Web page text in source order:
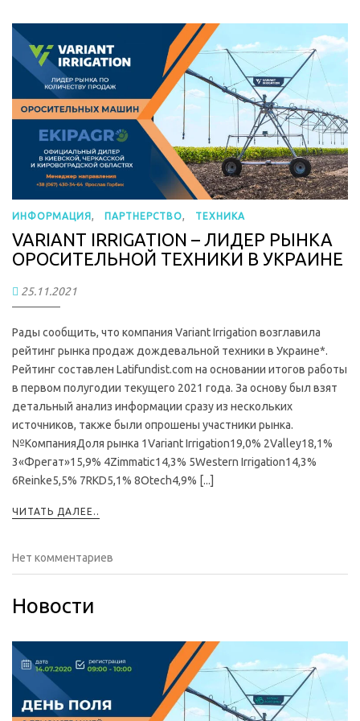
ИНФОРМАЦИЯ , ПАРТНЕРСТВО, ТЕХНИКА
VARIANT IRRIGATION – ЛИДЕР РЫНКА
ОРОСИТЕЛЬНОЙ ТЕХНИКИ В УКРАИНЕ
25.11.2021
Рады сообщить, что компания Variant Irrigation возглавила
рейтинг рынка продаж дождевальной техники в Украине*.
Рейтинг составлен Latifundist.com на основании итогов работы
в первом полугодии текущего 2021 года. За основу был взят
детальный анализ информации сразу из нескольких
источников, также были опрошены участники рынка.
№КомпанияДоля рынка 1Variant Irrigation19,0% 2Valley18,1%
3«Фрегат»15,9% 4Zimmatic14,3% 5Western Irrigation14,3%
6Reinke5,5% 7RKD5,1% 8Otech4,9% [...]
ЧИТАТЬ ДАЛЕЕ..
Нет комментариев
Новости